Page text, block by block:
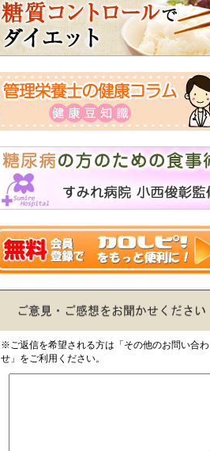
※ご返信を希望される方は「その他のお問い合わ
せ」をご利用ください。